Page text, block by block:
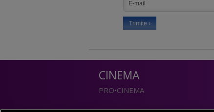
CINEMA
PRO•CINEMA